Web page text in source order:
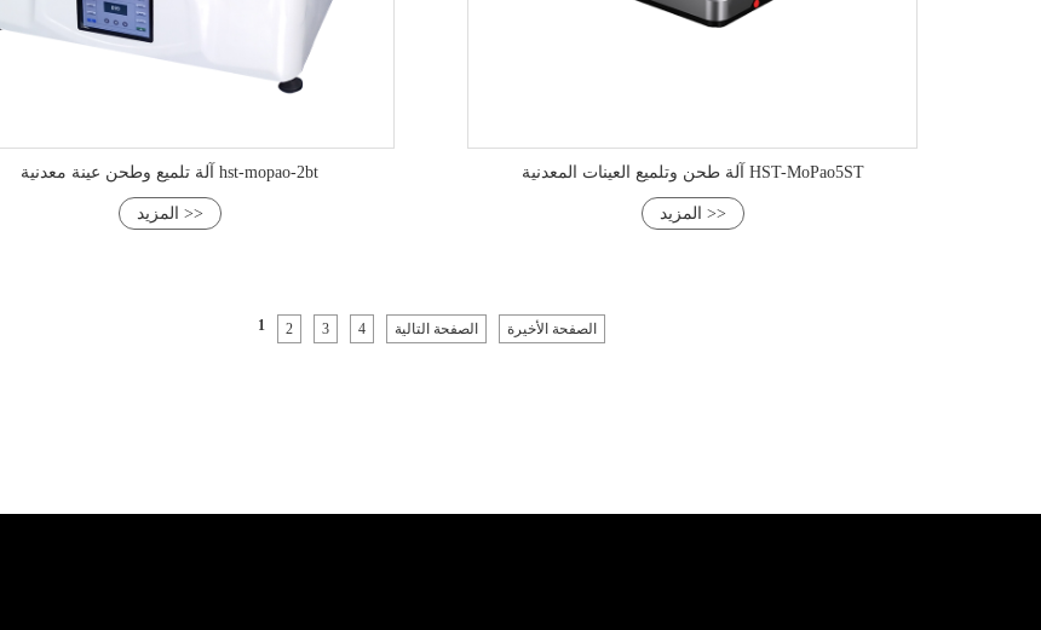
آلة تلميع وطحن عينة معدنية hst-mopao-2bt
المزيد >>
آلة طحن وتلميع العينات المعدنية HST-MoPao5ST
المزيد >>
1 2 3 4 الصفحة التالية الصفحة الأخيرة